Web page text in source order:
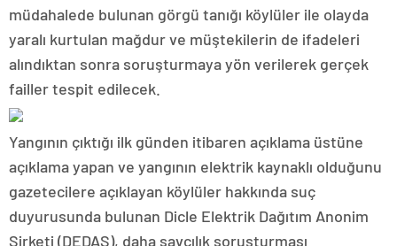
müdahalede bulunan görgü tanığı köylüler ile olayda
yaralı kurtulan mağdur ve müştekilerin de ifadeleri
alındıktan sonra soruşturmaya yön verilerek gerçek
failler tespit edilecek.
Yangının çıktığı ilk günden itibaren açıklama üstüne
açıklama yapan ve yangının elektrik kaynaklı olduğunu
gazetecilere açıklayan köylüler hakkında suç
duyurusunda bulunan Dicle Elektrik Dağıtım Anonim
Şirketi (DEDAŞ), daha savcılık soruşturması